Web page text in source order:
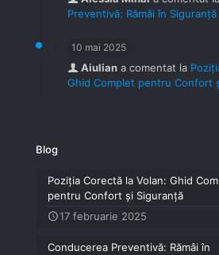
Preventivă: Rămâi în
10 mai 2025
Aiulian a comentat la
Ghid Complet pentru Confort
Blog
Poziția Corectă la Volan: Ghid
pentru Confort și Siguranță
17 februarie 2025
Conducerea Preventivă: Rămâi în